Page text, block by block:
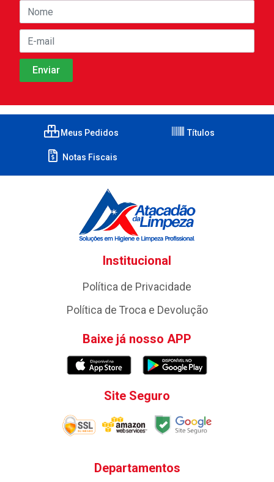
Meus Pedidos Títulos
Notas Fiscais
Institucional
Política de Privacidade
Política de Troca e Devolução
Baixe já nosso APP
Site Seguro
Departamentos